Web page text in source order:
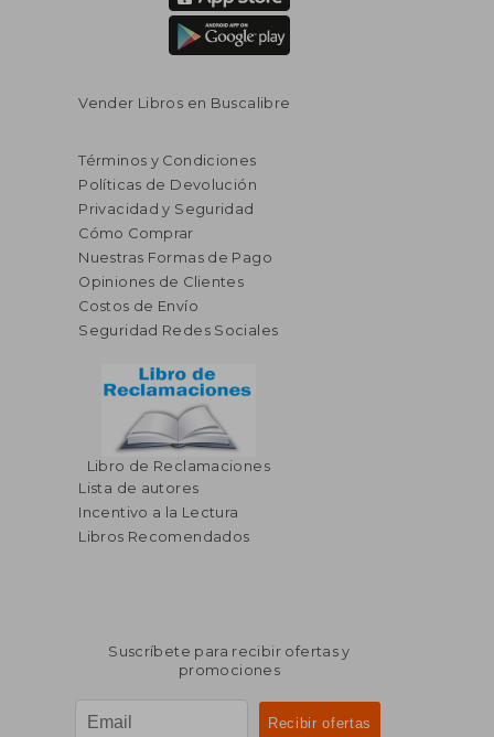
Vender Libros en Buscalibre
Términos y Condiciones
Políticas de Devolución
Privacidad y Seguridad
Cómo Comprar
Nuestras Formas de Pago
Opiniones de Clientes
Costos de Envío
Seguridad Redes Sociales
Libro de Reclamaciones
Lista de autores
Incentivo a la Lectura
Libros Recomendados
Suscríbete para recibir ofertas y
promociones